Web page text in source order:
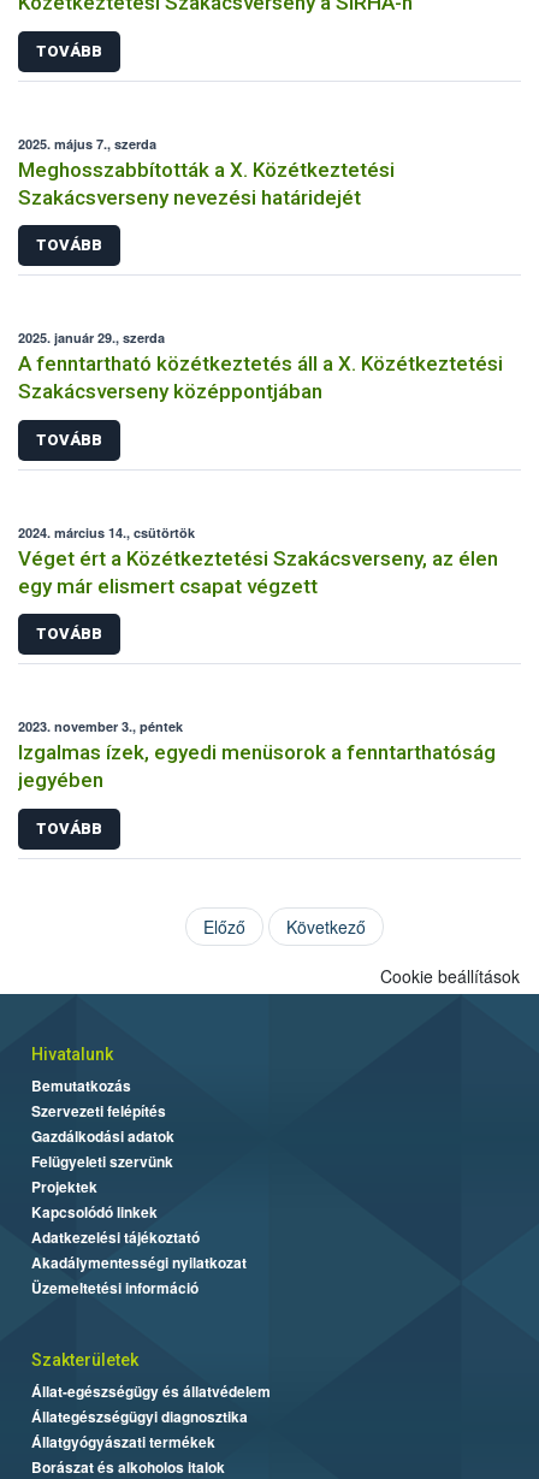
TOVÁBB
2025. május 7., szerda
Meghosszabbították a X. Közétkeztetési
Szakácsverseny nevezési határidejét
TOVÁBB
2025. január 29., szerda
A fenntartható közétkeztetés áll a X. Közétkeztetési
Szakácsverseny középpontjában
TOVÁBB
2024. március 14., csütörtök
Véget ért a Közétkeztetési Szakácsverseny, az élen
egy már elismert csapat végzett
TOVÁBB
2023. november 3., péntek
Izgalmas ízek, egyedi menüsorok a fenntarthatóság
jegyében
TOVÁBB
Előző Következő
Cookie beállítások
Hivatalunk
Bemutatkozás
Szervezeti felépítés
Gazdálkodási adatok
Felügyeleti szervünk
Projektek
Kapcsolódó linkek
Adatkezelési tájékoztató
Akadálymentességi nyilatkozat
Üzemeltetési információ
Szakterületek
Állat-egészségügy és állatvédelem
Állategészségügyi diagnosztika
Állatgyógyászati termékek
Borászat és alkoholos italok